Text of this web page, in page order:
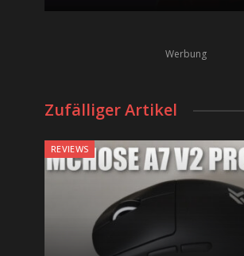
Werbung
Zufälliger Artikel
REVIEWS